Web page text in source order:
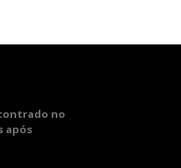
no
após